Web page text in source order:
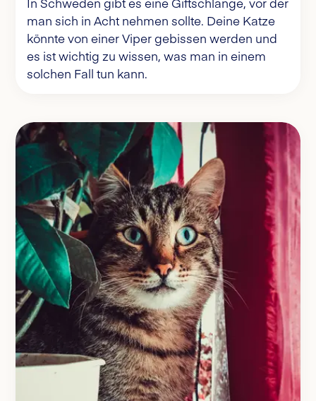
man sich in Acht nehmen sollte. Deine Katze
könnte von einer Viper gebissen werden und
es ist wichtig zu wissen, was man in einem
solchen Fall tun kann.